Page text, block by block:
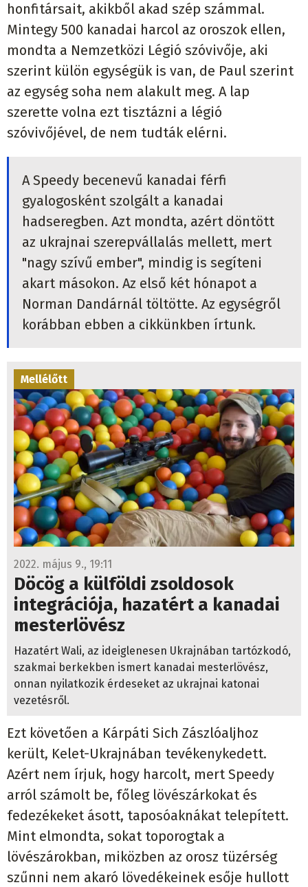
honfitársait, akikből akad szép számmal.
Mintegy 500 kanadai harcol az oroszok ellen,
mondta a Nemzetközi Légió szóvivője, aki
szerint külön egységük is van, de Paul szerint
az egység soha nem alakult meg. A lap
szerette volna ezt tisztázni a légió
szóvivőjével, de nem tudták elérni.
A Speedy becenevű kanadai férfi
gyalogosként szolgált a kanadai
hadseregben. Azt mondta, azért döntött
az ukrajnai szerepvállalás mellett, mert
"nagy szívű ember", mindig is segíteni
akart másokon. Az első két hónapot a
Norman Dandárnál töltötte. Az egységről
korábban ebben a cikkünkben írtunk.
Mellélőtt
2022. május 9., 19:11
Döcög a külföldi zsoldosok
integrációja, hazatért a kanadai
mesterlövész
Hazatért Wali, az ideiglenesen Ukrajnában tartózkodó,
szakmai berkekben ismert kanadai mesterlövész,
onnan nyilatkozik érdeseket az ukrajnai katonai
vezetésről.
Ezt követően a Kárpáti Sich Zászlóaljhoz
került, Kelet-Ukrajnában tevékenykedett.
Azért nem írjuk, hogy harcolt, mert Speedy
arról számolt be, főleg lövészárkokat és
fedezékeket ásott, taposóaknákat telepített.
Mint elmondta, sokat toporogtak a
lövészárokban, miközben az orosz tüzérség
szűnni nem akaró lövedékeinek esője hullott